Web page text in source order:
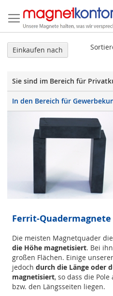
Ferrit-Quadermagnete
Die meisten Magnetquader
die Höhe magnetisiert. Bei
großen Flächen. Einige
jedoch durch die Länge oder
magnetisiert, so dass die
bzw. den Längsseiten liegen.
Sie sind im Bereich für
In den Bereich für
Einkaufen nach